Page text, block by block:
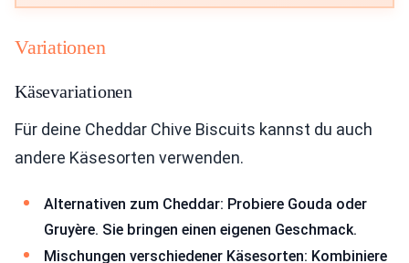
Variationen
Käsevariationen
Für deine Cheddar Chive Biscuits kannst du auch
andere Käsesorten verwenden.
Alternativen zum Cheddar: Probiere Gouda oder
Gruyère. Sie bringen einen eigenen Geschmack.
Mischungen verschiedener Käsesorten: Kombiniere